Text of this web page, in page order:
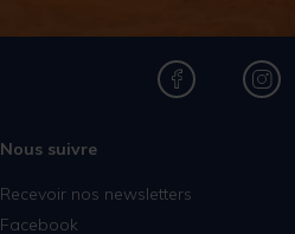
Nous suivre
Recevoir nos newsletters
Facebook